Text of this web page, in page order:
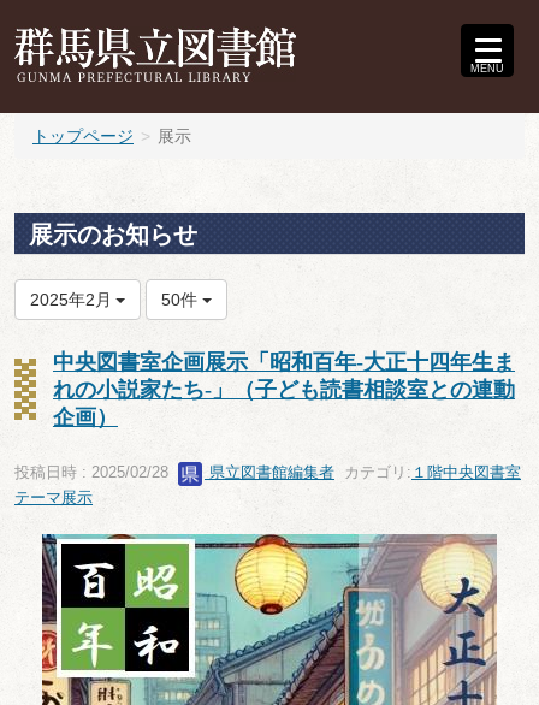
MENU
トップページ 展示
展示のお知らせ
2025年2月 50件
中央図書室企画展示「昭和百年-大正十四年生ま
れの小説家たち-」（子ども読書相談室との連動
企画）
投稿日時 : 2025/02/28 県立図書館編集者 カテゴリ: １階中央図書室
テーマ展示